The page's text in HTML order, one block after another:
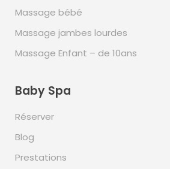
Massage bébé
Massage jambes lourdes
Massage Enfant – de 10ans
Baby Spa
Réserver
Blog
Prestations